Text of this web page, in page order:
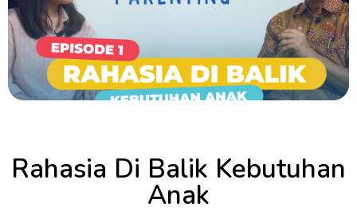
Rahasia Di Balik Kebutuhan
Anak